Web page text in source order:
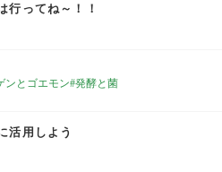
ってね～！！
ンとゴエモン 発酵と菌
活用しよう